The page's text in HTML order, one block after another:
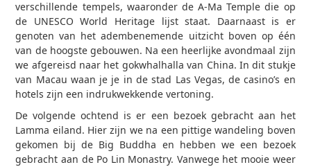
verschillende tempels, waaronder de A-Ma Temple die op
de UNESCO World Heritage lijst staat. Daarnaast is er
genoten van het adembenemende uitzicht boven op één
van de hoogste gebouwen. Na een heerlijke avondmaal zijn
we afgereisd naar het gokwhalhalla van China. In dit stukje
van Macau waan je je in de stad Las Vegas, de casino’s en
hotels zijn een indrukwekkende vertoning.
De volgende ochtend is er een bezoek gebracht aan het
Lamma eiland. Hier zijn we na een pittige wandeling boven
gekomen bij de Big Buddha en hebben we een bezoek
gebracht aan de Po Lin Monastry. Vanwege het mooie weer